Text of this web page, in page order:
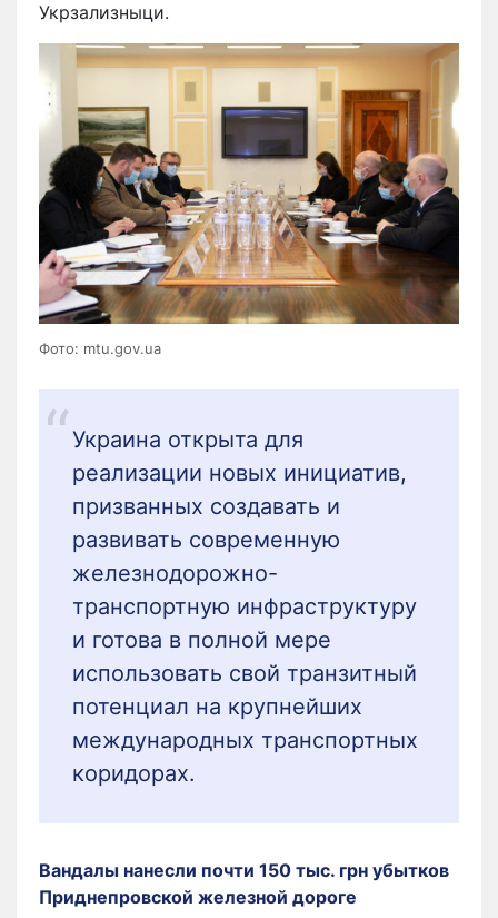
Укрзализныци.
Фото: mtu.gov.ua
Украина открыта для
реализации новых инициатив,
призванных создавать и
развивать современную
железнодорожно-
транспортную инфраструктуру
и готова в полной мере
использовать свой транзитный
потенциал на крупнейших
международных транспортных
коридорах.
Вандалы нанесли почти 150 тыс. грн убытков
Приднепровской железной дороге